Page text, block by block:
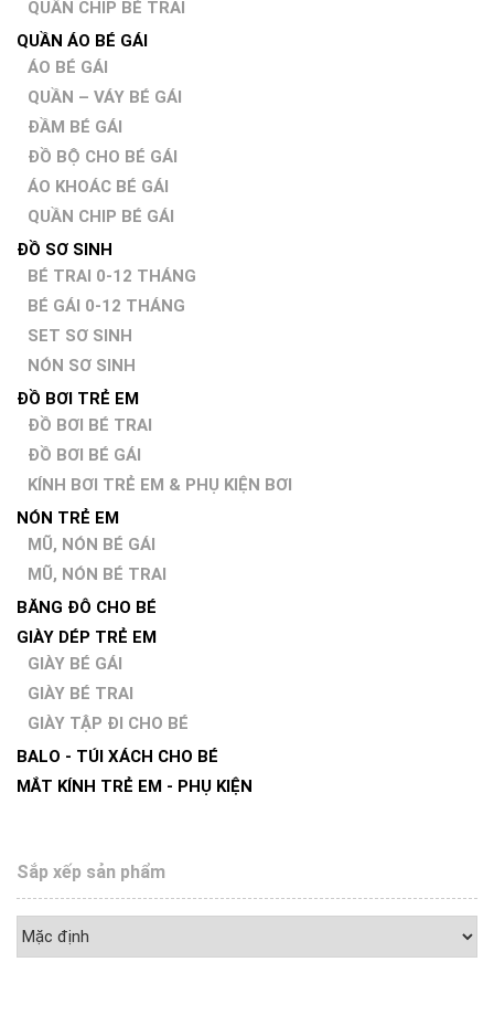
QUẦN CHIP BÉ TRAI
QUẦN ÁO BÉ GÁI
ÁO BÉ GÁI
QUẦN – VÁY BÉ GÁI
ĐẦM BÉ GÁI
ĐỒ BỘ CHO BÉ GÁI
ÁO KHOÁC BÉ GÁI
QUẦN CHIP BÉ GÁI
ĐỒ SƠ SINH
BÉ TRAI 0-12 THÁNG
BÉ GÁI 0-12 THÁNG
SET SƠ SINH
NÓN SƠ SINH
ĐỒ BƠI TRẺ EM
ĐỒ BƠI BÉ TRAI
ĐỒ BƠI BÉ GÁI
KÍNH BƠI TRẺ EM & PHỤ KIỆN BƠI
NÓN TRẺ EM
MŨ, NÓN BÉ GÁI
MŨ, NÓN BÉ TRAI
BĂNG ĐÔ CHO BÉ
GIÀY DÉP TRẺ EM
GIÀY BÉ GÁI
GIÀY BÉ TRAI
GIÀY TẬP ĐI CHO BÉ
BALO - TÚI XÁCH CHO BÉ
MẮT KÍNH TRẺ EM - PHỤ KIỆN
Sắp xếp sản phẩm